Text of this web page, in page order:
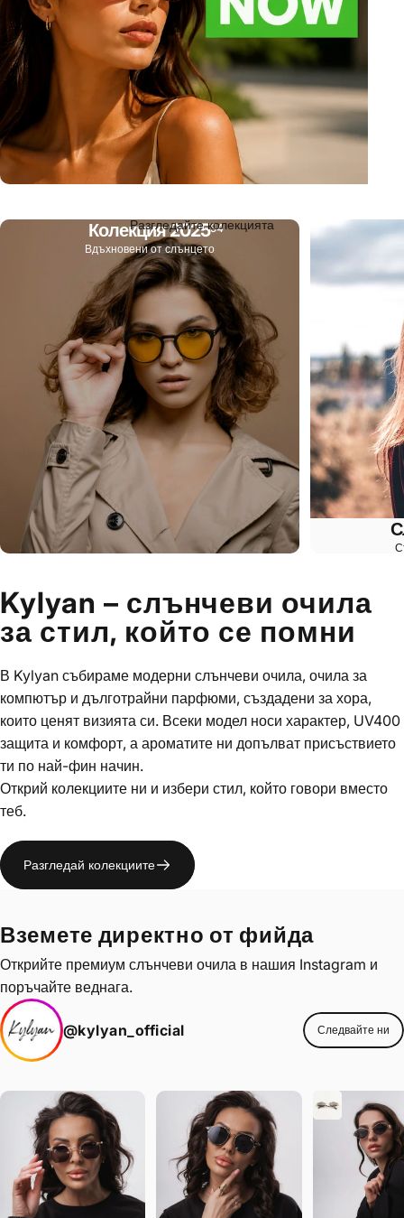
Разгледайте колекцията
Колекция 202554
Вдъхновени от слънцето
Kylyan – слънчеви очила
за стил, който се помни
В Kylyan събираме модерни слънчеви очила, очила за
компютър и дълготрайни парфюми, създадени за хора,
които ценят визията си. Всеки модел носи характер, UV400
защита и комфорт, а ароматите ни допълват присъствието
ти по най-фин начин.
Открий колекциите ни и избери стил, който говори вместо
теб.
Разгледай колекциите
Вземете директно от фийда
Открийте премиум слънчеви очила в нашия Instagram и
поръчайте веднага.
@kylyan_official Следвайте ни
според визиятаПазарувайте според визиятаПазарувайте според